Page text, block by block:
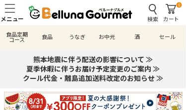
検索
0
カート
食品定期
コース 食品 うなぎ お中元 酒 セール
熊本地震に伴う配送の影響について ≫
夏季休暇に伴うお届け予定変更のご案内 ≫
クール代金・離島追加送料改定のお知らせ ≫